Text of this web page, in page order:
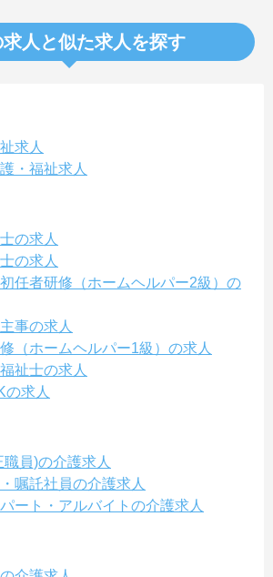
求人と似た求人を探す
求人
・福祉求人
の求人
の求人
任者研修（ホームヘルパー2級）の
事の求人
（ホームヘルパー1級）の求人
祉士の求人
の求人
員)の介護求人
嘱託社員の介護求人
ート・アルバイトの介護求人